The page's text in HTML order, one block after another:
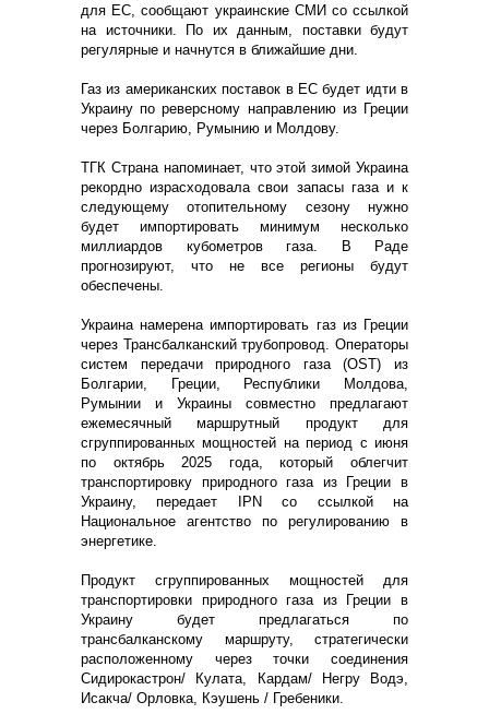
для ЕС, сообщают украинские СМИ со ссылкой
на источники. По их данным, поставки будут
регулярные и начнутся в ближайшие дни.
Газ из американских поставок в ЕС будет идти в
Украину по реверсному направлению из Греции
через Болгарию, Румынию и Молдову.
ТГК Страна напоминает, что этой зимой Украина
рекордно израсходовала свои запасы газа и к
следующему отопительному сезону нужно
будет импортировать минимум несколько
миллиардов кубометров газа. В Раде
прогнозируют, что не все регионы будут
обеспечены.
Украина намерена импортировать газ из Греции
через Трансбалканский трубопровод. Операторы
систем передачи природного газа (OST) из
Болгарии, Греции, Республики Молдова,
Румынии и Украины совместно предлагают
ежемесячный маршрутный продукт для
сгруппированных мощностей на период с июня
по октябрь 2025 года, который облегчит
транспортировку природного газа из Греции в
Украину, передает IPN со ссылкой на
Национальное агентство по регулированию в
энергетике.
Продукт сгруппированных мощностей для
транспортировки природного газа из Греции в
Украину будет предлагаться по
трансбалканскому маршруту, стратегически
расположенному через точки соединения
Сидирокастрон/ Кулата, Кардам/ Негру Водэ,
Исакча/ Орловка, Кэушень / Гребеники.